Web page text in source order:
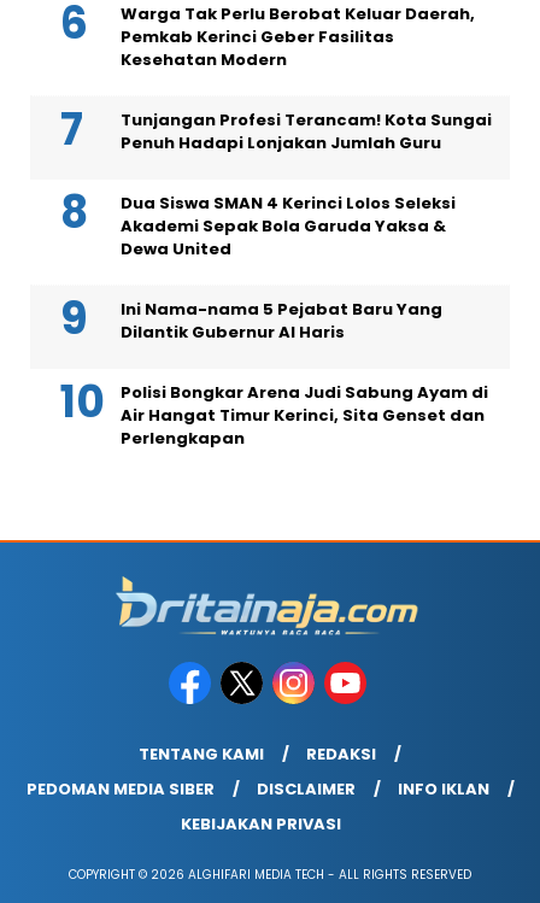
Warga Tak Perlu Berobat Keluar Daerah,
Pemkab Kerinci Geber Fasilitas
Kesehatan Modern
Tunjangan Profesi Terancam! Kota Sungai
Penuh Hadapi Lonjakan Jumlah Guru
Dua Siswa SMAN 4 Kerinci Lolos Seleksi
Akademi Sepak Bola Garuda Yaksa &
Dewa United
Ini Nama-nama 5 Pejabat Baru Yang
Dilantik Gubernur Al Haris
Polisi Bongkar Arena Judi Sabung Ayam di
Air Hangat Timur Kerinci, Sita Genset dan
Perlengkapan
TENTANG KAMI
REDAKSI
PEDOMAN MEDIA SIBER
DISCLAIMER
INFO IKLAN
KEBIJAKAN PRIVASI
COPYRIGHT © 2026 ALGHIFARI MEDIA TECH - ALL RIGHTS RESERVED